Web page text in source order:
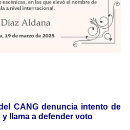
CANG denuncia intento de
llama a defender voto